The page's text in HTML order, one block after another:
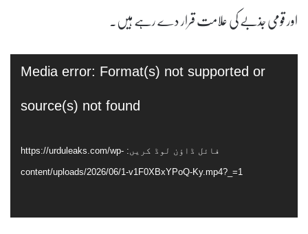
اور قومی جذبے کی علامت قرار دے رہے ہیں۔
Media error: Format(s) not supported or
source(s) not found
فائل ڈاؤن لوڈ کریں: https://urduleaks.com/wp-
content/uploads/2026/06/1-v1F0XBxYPoQ-Ky.mp4?_=1